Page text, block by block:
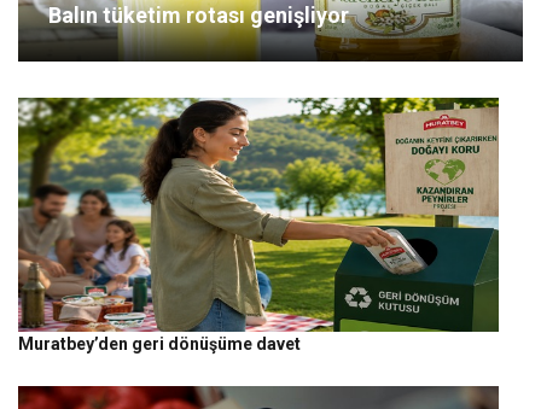
Balın tüketim rotası genişliyor
Muratbey’den geri dönüşüme davet